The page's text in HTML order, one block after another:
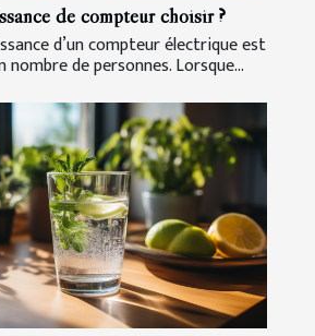
de compteur choisir ?
d’un compteur électrique est
nombre de personnes. Lorsque...